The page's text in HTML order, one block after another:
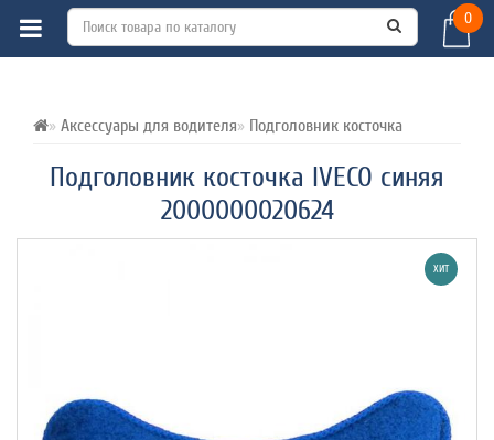
0
Аксессуары для водителя Подголовник косточка
Подголовник косточка IVECO синяя
2000000020624
ВСЕ О ТОВАРЕ ХАРАКТЕРИСТИКИ
ХИТ